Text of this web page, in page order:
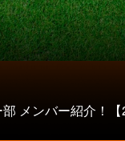
メンバー紹介！